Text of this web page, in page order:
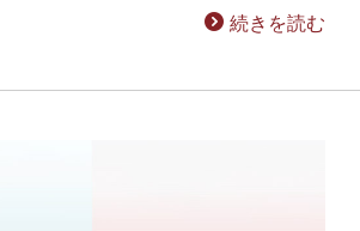
続きを読む